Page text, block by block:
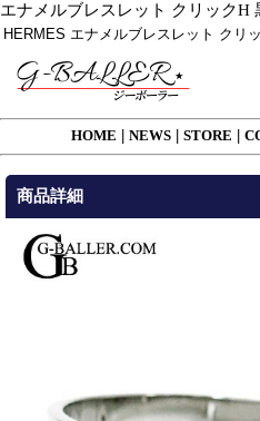
エナメルブレスレット クリックH
HERMES エナメルブレスレット クリ
HOME NEWS STORE
商品詳細